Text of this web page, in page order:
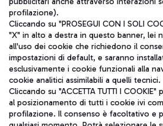
Aeroporti di Roma S.p.A. - Società
coordinamento di Mundys S.p.A.
Codice fiscale e Registro delle Imprese di
IVA 06572251004
profilazione).
Cliccando su "PROSEGUI CON I SOLI
"X" in alto a destra in questo banner, lei
all'uso dei cookie che richiedono il
impostazioni di default, e saranno
esclusivamente i cookie funzionali alla
cookie analitici assimilabili a quelli tecnici.
Cliccando su "ACCETTA TUTTI I
al posizionamento di tutti i cookie ivi
profilazione. Il consenso è facoltativo e